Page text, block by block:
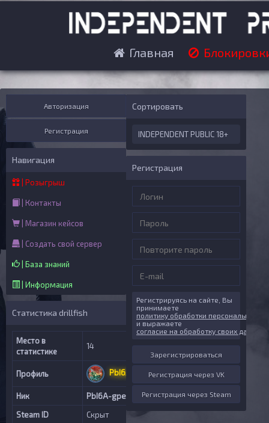
Главная
Авторизация
Регистрация
Навигация
| Розыгрыш
| Контакты
| Магазин кейсов
| Создать свой сервер
| База знаний
| Информация
Статистика drillfish
Место в
статистике
14
Профиль PbI6A-gpe/|b
Ник
PbI6A-gpe/|b
Steam ID
Скрыт
Сортировать
INDEPENDENT PUBLIC 18+
Регистрация
Регистрируясь на сайте, Вы
принимаете
политику обработки персональных
и выражаете
согласие на обработку своих данных
Зарегистрироваться
Регистрация через VK
Регистрация через Steam